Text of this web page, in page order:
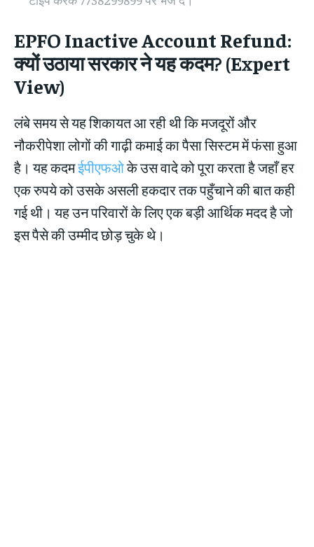
EPFO Inactive Account Refund:
क्यों उठाया सरकार ने यह कदम? (Expert
View)
लंबे समय से यह शिकायत आ रही थी कि मजदूरों और
नौकरीपेशा लोगों की गाढ़ी कमाई का पैसा सिस्टम में फंसा हुआ
है। यह कदमईपीएफओके उस वादे को पूरा करता है जहाँ हर
एक रुपये को उसके असली हकदार तक पहुँचाने की बात कही
गई थी। यह उन परिवारों के लिए एक बड़ी आर्थिक मदद है जो
इस पैसे की उम्मीद छोड़ चुके थे।